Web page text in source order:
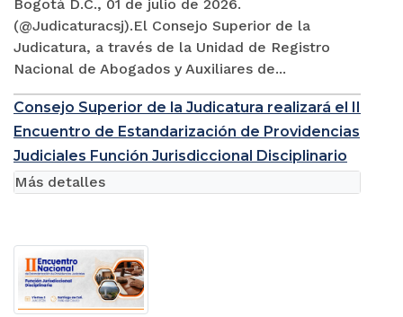
Bogotá D.C., 01 de julio de 2026.
(@Judicaturacsj).El Consejo Superior de la
Judicatura, a través de la Unidad de Registro
Nacional de Abogados y Auxiliares de...
Consejo Superior de la Judicatura realizará el II
Encuentro de Estandarización de Providencias
Judiciales Función Jurisdiccional Disciplinario
Más detalles